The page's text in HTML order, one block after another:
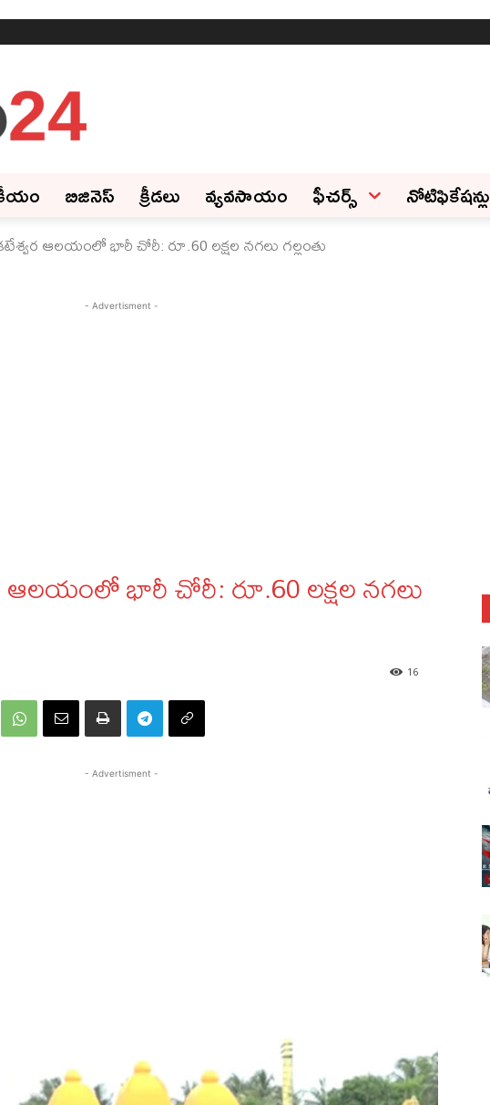
బిజినెస్‌ క్రీడలు వ్యవసాయం ఫీచ‌ర్స్ ‌ నోటిఫికేషన్లు
ఆలయంలో భారీ చోరీ: రూ.60 లక్షల నగలు గల్లంతు
- Advertisment -
ఆలయంలో భారీ చోరీ: రూ.60 లక్షల నగలు
16
- Advertisment -